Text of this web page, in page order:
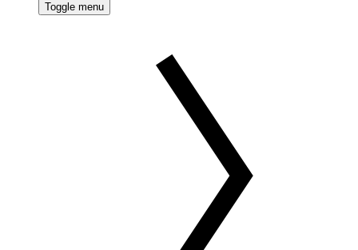
Toggle menu